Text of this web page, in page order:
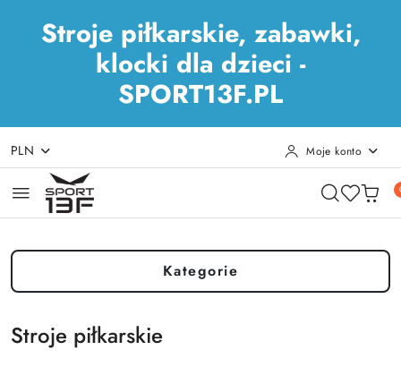
Stroje piłkarskie, zabawki,
klocki dla dzieci -
SPORT13F.PL
Przejdź do treści głównej
Przejdź do wyszukiwarki
Przejdź do moje konto
Przejdź do menu głównego
Przejdź do stopki
PLN Moje konto
Kategorie
Stroje piłkarskie